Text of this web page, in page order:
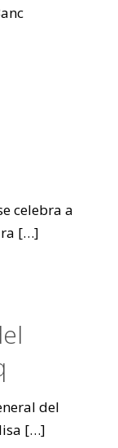
celebra a
[…]
del
[…]